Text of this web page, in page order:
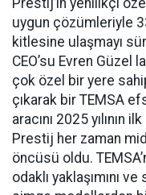
Prestij’in yenilikçi
uygun çözümleriyle
kitlesine ulaşmayı
CEO’su Evren Güzel
çok özel bir yere
çıkarak bir TEMSA
aracını 2025 yılının
Prestij her zaman
öncüsü oldu.
odaklı yaklaşımını